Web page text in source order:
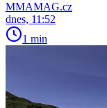
MMAMAG.cz
dnes, 11:52
1 min